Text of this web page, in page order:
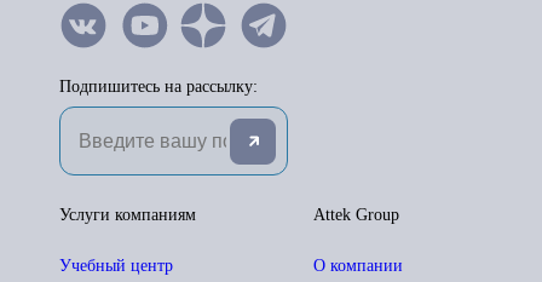
Подпишитесь на рассылку:
Attek Group
О компании
Услуги компаниям
Учебный центр